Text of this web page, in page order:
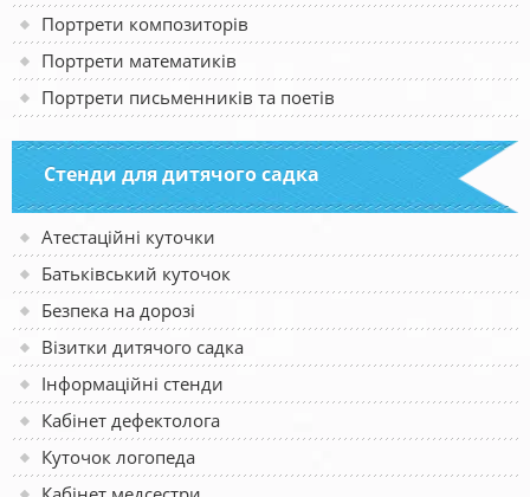
Портрети композиторів
Портрети математиків
Портрети письменників та поетів
Стенди для дитячого садка
Атестаційні куточки
Батьківський куточок
Безпека на дорозі
Візитки дитячого садка
Інформаційні стенди
Кабінет дефектолога
Куточок логопеда